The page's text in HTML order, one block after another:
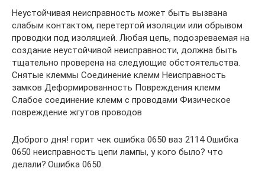
Неустойчивая неисправность может быть вызвана
слабым контактом, перетертой изоляции или обрывом
проводки под изоляцией. Любая цепь, подозреваемая на
создание неустойчивой неисправности, должна быть
тщательно проверена на следующие обстоятельства.
Снятые клеммы Соединение клемм Неисправность
замков Деформированность Повреждения клемм
Слабое соединение клемм с проводами Физическое
повреждение жгутов проводов
Доброго дня! горит чек ошибка 0650 ваз 2114 Ошибка
0650 неисправность цепи лампы, у кого было? что
делали?.Ошибка 0650.